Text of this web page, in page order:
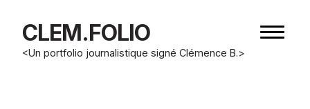
CLEM.FOLIO
<Un portfolio journalistique signé Clémence B.>
Bouton